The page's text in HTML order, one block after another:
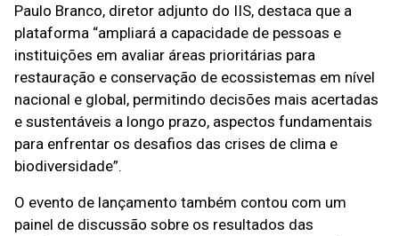
Paulo Branco, diretor adjunto do IIS, destaca que a
plataforma “ampliará a capacidade de pessoas e
instituições em avaliar áreas prioritárias para
restauração e conservação de ecossistemas em nível
nacional e global, permitindo decisões mais acertadas
e sustentáveis a longo prazo, aspectos fundamentais
para enfrentar os desafios das crises de clima e
biodiversidade”.
O evento de lançamento também contou com um
painel de discussão sobre os resultados das